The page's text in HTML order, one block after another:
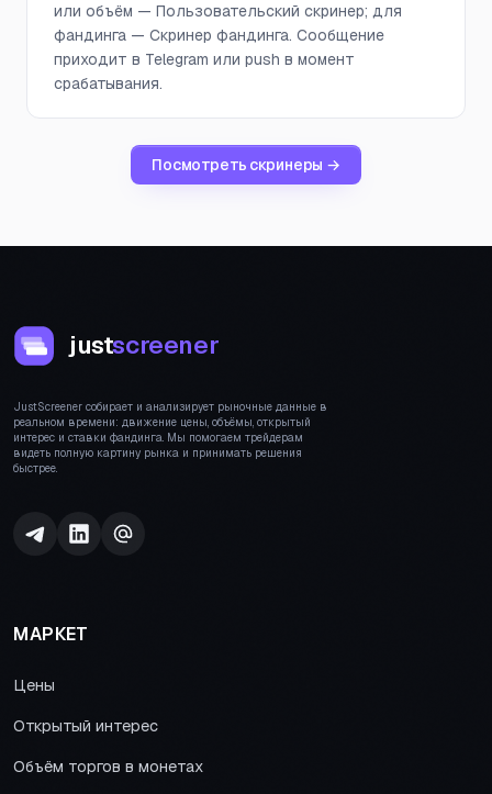
или объём — Пользовательский скринер; для
фандинга — Скринер фандинга. Сообщение
приходит в Telegram или push в момент
срабатывания.
Посмотреть скринеры →
justscreener
JustScreener собирает и анализирует рыночные данные в
реальном времени: движение цены, объёмы, открытый
интерес и ставки фандинга. Мы помогаем трейдерам
видеть полную картину рынка и принимать решения
быстрее.
МАРКЕТ
Цены
Открытый интерес
Объём торгов в монетах